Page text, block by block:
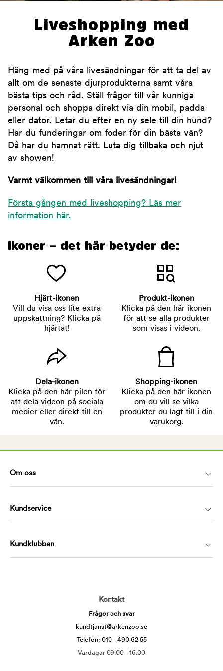
Liveshopping med
Arken Zoo
Häng med på våra livesändningar för att ta del av
allt om de senaste djurprodukterna samt våra
bästa tips och råd. Ställ frågor till vår kunniga
personal och shoppa direkt via din mobil, padda
eller dator. Letar du efter en ny sele till din hund?
Har du funderingar om foder för din bästa vän?
Då har du hamnat rätt. Luta dig tillbaka och njut
av showen!
Varmt välkommen till våra livesändningar!
Första gången med liveshopping? Läs mer
information här.
Ikoner – det här betyder de:
Hjärt-ikonen
Vill du visa oss lite extra
uppskattning? Klicka på
hjärtat!
Produkt-ikonen
Klicka på den här ikonen
för att se alla produkter
som visas i videon.
Dela-ikonen
Klicka på den här pilen för
att dela videon på sociala
medier eller direkt till en
vän.
Shopping-ikonen
Klicka på den här ikonen
om du vill se vilka
produkter du lagt till i din
varukorg.
Om oss
Kundservice
Kundklubben
Kontakt
Frågor och svar
kundtjanst@arkenzoo.se
Telefon: 010 - 490 62 55
Vardagar 09.00 - 16.00